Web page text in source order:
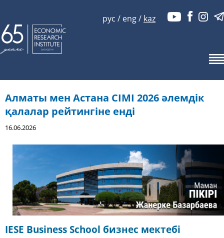
рус / eng/ kaz
Алматы мен Астана CIMI 2026 әлемдік
қалалар рейтингіне енді
16.06.2026
IESE Business School бизнес мектебі